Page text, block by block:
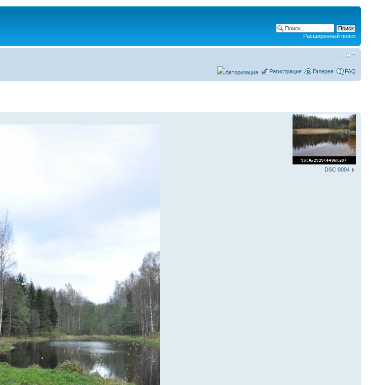
Расширенный поиск
Регистрация Галерея FAQ
DSC 0004